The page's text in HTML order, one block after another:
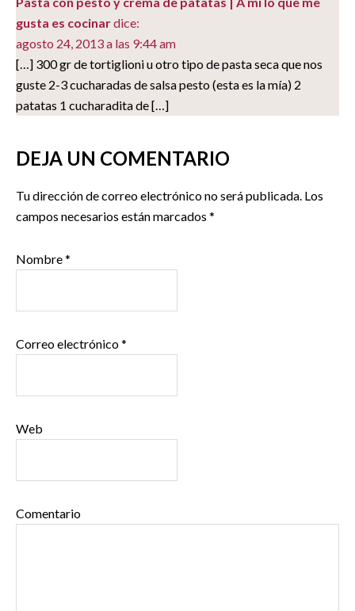
gusta es cocinardice:
agosto 24, 2013 a las 9:44 am
[…] 300 gr de tortiglioni u otro tipo de pasta seca que nos
guste 2-3 cucharadas de salsa pesto (esta es la mía) 2
patatas 1 cucharadita de […]
DEJA UN COMENTARIO
Tu dirección de correo electrónico no será publicada. Los
campos necesarios están marcados *
Nombre*
Correo electrónico*
Web
Comentario